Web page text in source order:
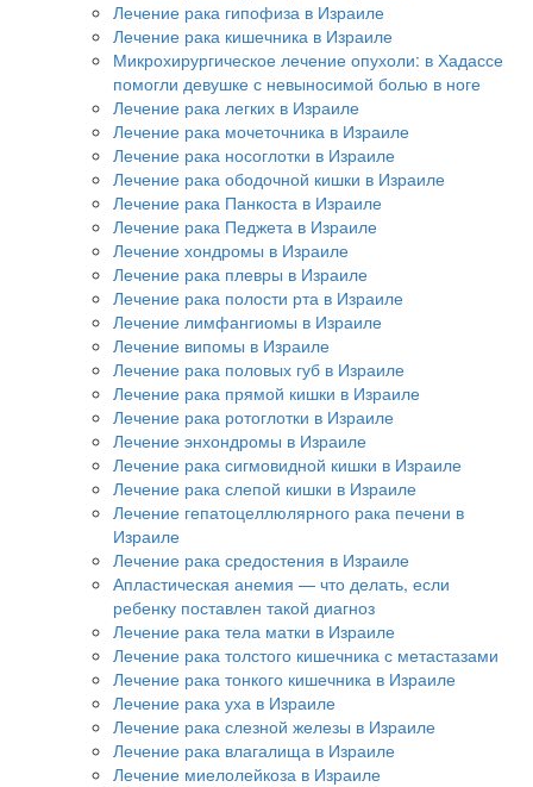
Лечение рака гипофиза в Израиле
Лечение рака кишечника в Израиле
Микрохирургическое лечение опухоли: в Хадассе
помогли девушке с невыносимой болью в ноге
Лечение рака легких в Израиле
Лечение рака мочеточника в Израиле
Лечение рака носоглотки в Израиле
Лечение рака ободочной кишки в Израиле
Лечение рака Панкоста в Израиле
Лечение рака Педжета в Израиле
Лечение хондромы в Израиле
Лечение рака плевры в Израиле
Лечение рака полости рта в Израиле
Лечение лимфангиомы в Израиле
Лечение випомы в Израиле
Лечение рака половых губ в Израиле
Лечение рака прямой кишки в Израиле
Лечение рака ротоглотки в Израиле
Лечение энхондромы в Израиле
Лечение рака сигмовидной кишки в Израиле
Лечение рака слепой кишки в Израиле
Лечение гепатоцеллюлярного рака печени в
Израиле
Лечение рака средостения в Израиле
Апластическая анемия — что делать, если
ребенку поставлен такой диагноз
Лечение рака тела матки в Израиле
Лечение рака толстого кишечника с метастазами
Лечение рака тонкого кишечника в Израиле
Лечение рака уха в Израиле
Лечение рака слезной железы в Израиле
Лечение рака влагалища в Израиле
Лечение миелолейкоза в Израиле